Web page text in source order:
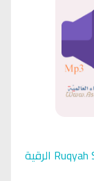
Ruqyah Shariah Full Mishary Rashid Al Afasy Mp3 الرقية